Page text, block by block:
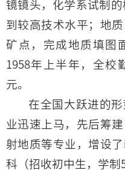
镜镜头，化学系试制
到较高技术水平；地
矿点，完成地质填图
1958年上半年，全校
元。
在全国大跃进的
业迅速上马，先后筹
射地质等专业，增设
科（招收初中生，学制